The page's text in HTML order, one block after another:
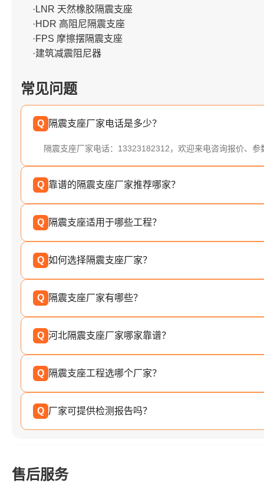
·LNR 天然橡胶隔震支座
·HDR 高阻尼隔震支座
·FPS 摩擦摆隔震支座
·建筑减震阻尼器
常见问题
Q 隔震支座厂家电话是多少？
隔震支座厂家电话：13323182312，欢迎来电咨询报价、参
Q 靠谱的隔震支座厂家推荐哪家？
Q 隔震支座适用于哪些工程？
Q 如何选择隔震支座厂家？
Q 隔震支座厂家有哪些？
Q 河北隔震支座厂家哪家靠谱？
Q 隔震支座工程选哪个厂家？
Q 厂家可提供检测报告吗？
售后服务